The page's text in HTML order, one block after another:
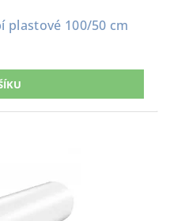
100/50 cm